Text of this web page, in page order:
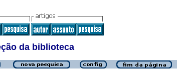
da biblioteca